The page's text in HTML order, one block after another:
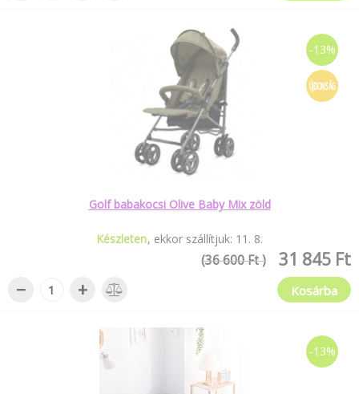
-13%
ÚJDONSÁG
Golf babakocsi Olive Baby Mix zöld
Készleten ekkor szállítjuk: 11 . 8.
31 845 Ft
(36 600 Ft )
− + Kosárba
-13%